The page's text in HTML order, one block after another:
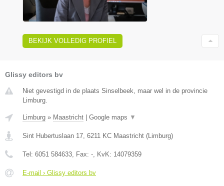
BEKIJK VOLLEDIG PROFIEL
Glissy editors bv
Niet gevestigd in de plaats Sinselbeek, maar wel in de provincie
Limburg.
Limburg » Maastricht Google maps ▼
Sint Hubertuslaan 17 6211 KC Maastricht ( Limburg)
Tel: 6051 584633 , Fax: - , KvK: 14079359
E-mail › Glissy editors bv